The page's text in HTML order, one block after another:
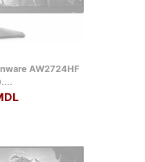
AW2724HF